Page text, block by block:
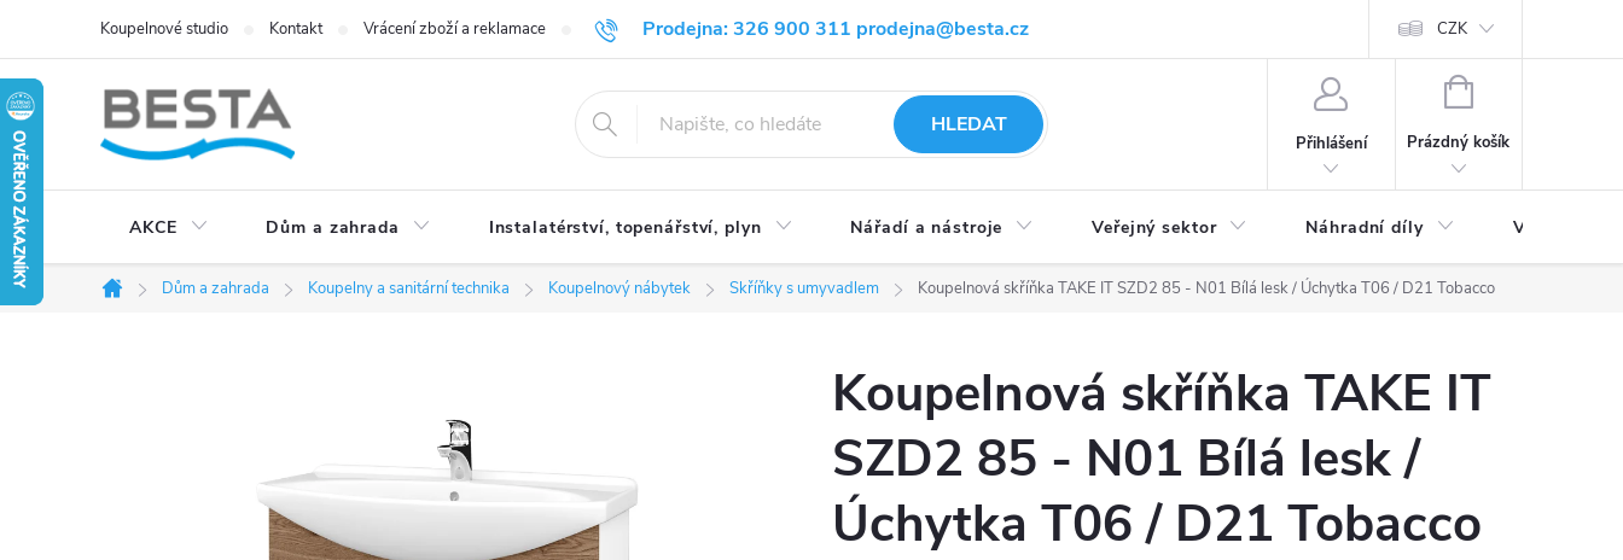
obsah
Prodejna: 326 900 311 prodejna@besta.cz
Koupelnové studio Kontakt Vrácení zboží a reklamace Blog Obchodní podmínky Ochrana osobních údajů CZK
HLEDAT
Přihlášení
NÁKUPNÍ
Prázdný košík
AKCE Dům a zahrada Instalatérství, topenářství, plyn Nářadí a nástroje Veřejný sektor Náhradní díly Výprodej a
Domů
Dům a zahrada Koupelny a sanitární technika Koupelnový nábytek Skříňky s umyvadlem Koupelnová skříňka TAKE IT SZD2 85 - N01 Bílá lesk / Úchytka T06 / D21 Tobacco
Koupelnová skříňka TAKE IT
SZD2 85 - N01 Bílá lesk /
Úchytka T06 / D21 Tobacco